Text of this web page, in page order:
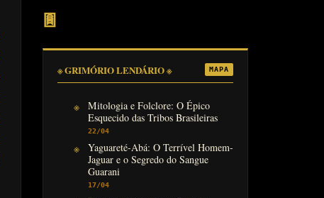
𖣍
※ GRIMÓRIO LENDÁRIO ※ MAPA
Mitologia e Folclore: O Épico
Esquecido das Tribos Brasileiras
22/04
Yaguareté-Abá: O Terrível Homem-
Jaguar e o Segredo do Sangue
Guarani
17/04